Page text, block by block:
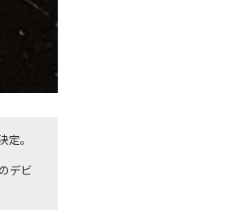
定。
デビ